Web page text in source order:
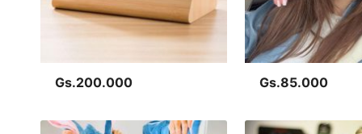
Gs.200.000 Gs.85.000